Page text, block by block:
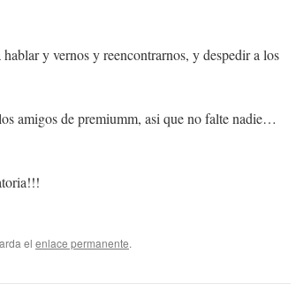
y vernos y reencontrarnos, y despedir a los
amigos de premiumm, asi que no falte nadie…
el enlace permanente.